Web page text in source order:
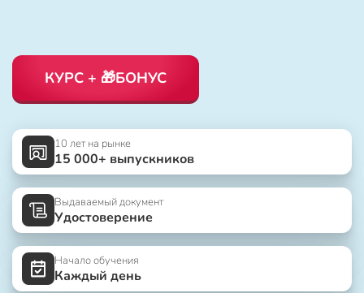
КУРС + 🎁БОНУС
10 лет на рынке
15 000+ выпускников
Выдаваемый документ
Удостоверение
Начало обучения
Каждый день